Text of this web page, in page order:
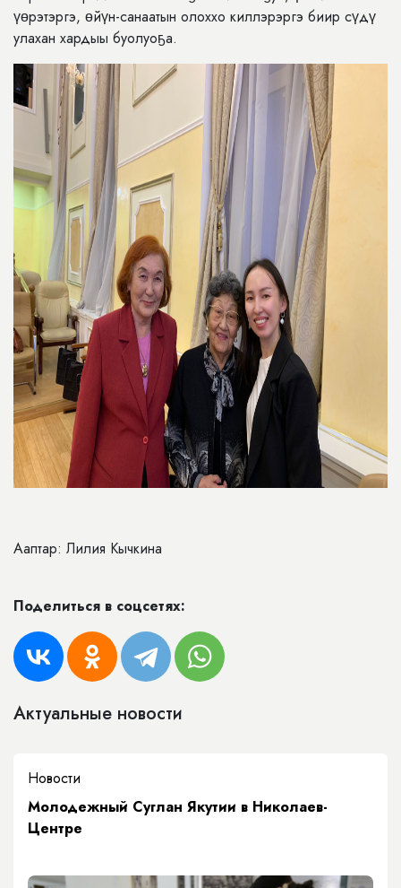
үөрэтэргэ, өйүн-санаатын олоххо киллэрэргэ биир сүдү
улахан хардыы буолуоҕа.
Ааптар: Лилия Кычкина
Поделиться в соцсетях:
Актуальные новости
Новости
Молодежный Суглан Якутии в Николаев-
Центре